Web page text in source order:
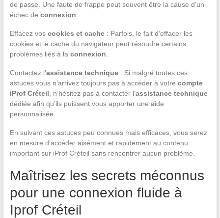
de passe. Une faute de frappe peut souvent être la cause d’un
échec de connexion
Effacez vos cookies et cache: Parfois, le fait d’effacer les
cookies et le cache du navigateur peut résoudre certains
problèmes liés à la connexion
Contactez l’assistance technique: Si malgré toutes ces
astuces vous n’arrivez toujours pas à accéder à votre compte
iProf Créteil , n’hésitez pas à contacter l’assistance technique
dédiée afin qu’ils puissent vous apporter une aide
personnalisée.
En suivant ces astuces peu connues mais efficaces, vous serez
en mesure d’accéder aisément et rapidement au contenu
important sur iProf Créteil sans rencontrer aucun problème.
Maîtrisez les secrets méconnus
pour une connexion fluide à
Iprof Créteil